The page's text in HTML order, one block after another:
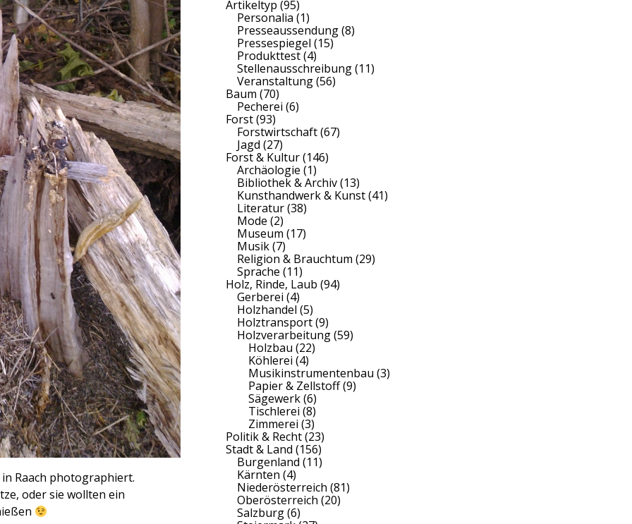
Raach photographiert.
oder sie wollten ein
Artikeltyp (95)
Personalia (1)
Presseaussendung(8)
Pressespiegel (15)
Produkttest(4)
Stellenausschreibung(11)
Veranstaltung(56)
Baum (70)
Pecherei (6)
Forst(93)
Forstwirtschaft(67)
Jagd (27)
Forst & Kultur(146)
Archäologie (1)
Bibliothek & Archiv(13)
Kunsthandwerk & Kunst(41)
Literatur(38)
Mode (2)
Museum (17)
Musik(7)
Religion & Brauchtum (29)
Sprache (11)
Holz, Rinde, Laub (94)
Gerberei (4)
Holzhandel (5)
Holztransport(9)
Holzverarbeitung(59)
Holzbau (22)
Köhlerei (4)
Musikinstrumentenbau (3)
Papier & Zellstoff(9)
Sägewerk(6)
Tischlerei (8)
Zimmerei (3)
Politik & Recht(23)
Stadt & Land (156)
Burgenland (11)
Kärnten (4)
Niederösterreich (81)
Oberösterreich (20)
Salzburg(6)